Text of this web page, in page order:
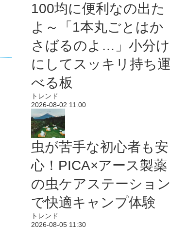
100均に便利なの出た
よ～「1本丸ごとはか
さばるのよ…」小分け
にしてスッキリ持ち運
べる板
トレンド
2026-08-02 11:00
虫が苦手な初心者も安
心！PICA×アース製薬
の虫ケアステーション
で快適キャンプ体験
トレンド
2026-08-05 11:30